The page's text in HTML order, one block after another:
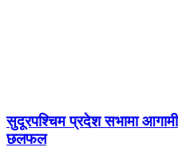
सुदूरपश्चिम प्रदेश सभामा
छलफल